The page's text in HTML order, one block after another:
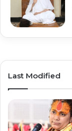
Last Modified